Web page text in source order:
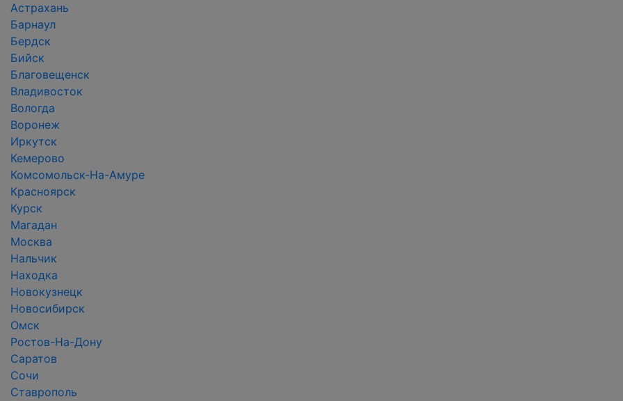
Астрахань
Барнаул
Бердск
Бийск
Благовещенск
Владивосток
Вологда
Воронеж
Иркутск
Кемерово
Комсомольск-На-Амуре
Красноярск
Курск
Магадан
Москва
Нальчик
Находка
Новокузнецк
Новосибирск
Омск
Ростов-На-Дону
Саратов
Сочи
Ставрополь